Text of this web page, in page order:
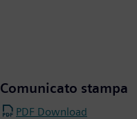
Comunicato stampa
PDF Download